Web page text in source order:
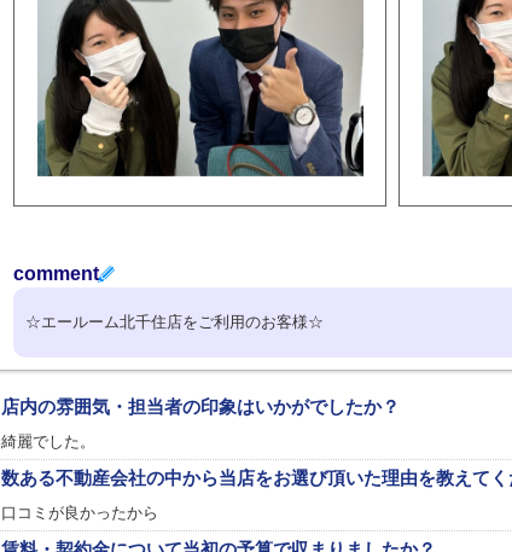
comment
☆エールーム北千住店をご利用のお客様☆
店内の雰囲気・担当者の印象はいかがでしたか？
綺麗でした。
数ある不動産会社の中から当店をお選び頂いた理由を教えて
口コミが良かったから